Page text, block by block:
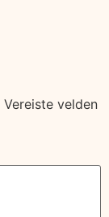
Vereiste velden